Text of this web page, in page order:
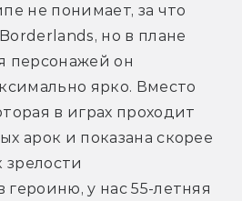
не понимает, за что
но в плане
персонажей он
ярко. Вместо
в играх проходит
арок и показана скорее
зрелости
у нас 55-летняя